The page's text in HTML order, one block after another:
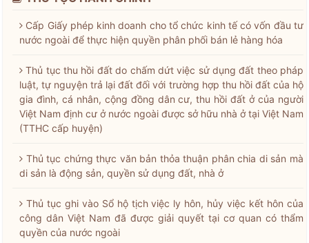
Cấp Giấy phép kinh doanh cho tổ chức kinh tế có vốn đầu tư
nước ngoài để thực hiện quyền phân phối bán lẻ hàng hóa
Thủ tục thu hồi đất do chấm dứt việc sử dụng đất theo pháp
luật, tự nguyện trả lại đất đối với trường hợp thu hồi đất của hộ
gia đình, cá nhân, cộng đồng dân cư, thu hồi đất ở của người
Việt Nam định cư ở nước ngoài được sở hữu nhà ở tại Việt Nam
(TTHC cấp huyện)
Thủ tục chứng thực văn bản thỏa thuận phân chia di sản mà
di sản là động sản, quyền sử dụng đất, nhà ở
Thủ tục ghi vào Sổ hộ tịch việc ly hôn, hủy việc kết hôn của
công dân Việt Nam đã được giải quyết tại cơ quan có thẩm
quyền của nước ngoài